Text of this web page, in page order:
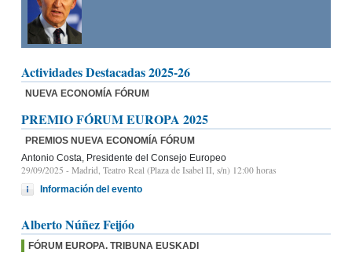
Actividades Destacadas 2025-26
NUEVA ECONOMÍA FÓRUM
PREMIO FÓRUM EUROPA 2025
PREMIOS NUEVA ECONOMÍA FÓRUM
Antonio Costa, Presidente del Consejo Europeo
29/09/2025 - Madrid, Teatro Real (Plaza de Isabel II, s/n) 12:00 horas
Información del evento
Alberto Núñez Feijóo
FÓRUM EUROPA. TRIBUNA EUSKADI